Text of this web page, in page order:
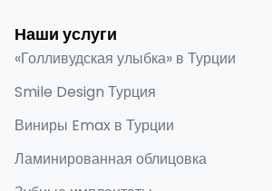
Наши услуги
«Голливудская улыбка» в Турции
Smile Design Турция
Виниры Emax в Турции
Ламинированная облицовка